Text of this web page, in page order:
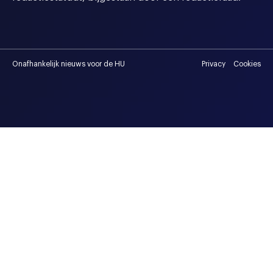
Onafhankelijk nieuws voor de HU Privacy Cookies